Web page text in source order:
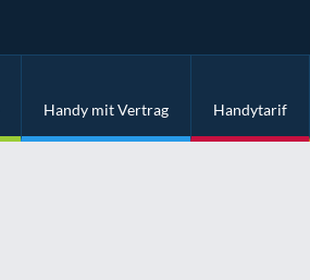
Handy mit Vertrag Handytarif